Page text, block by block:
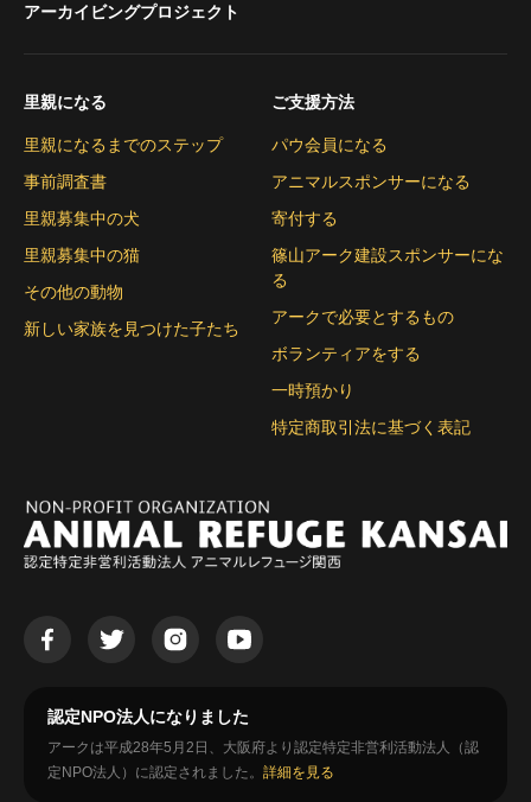
アーカイビングプロジェクト
里親になる
里親になるまでのステップ
事前調査書
里親募集中の犬
里親募集中の猫
その他の動物
新しい家族を見つけた子たち
ご支援方法
パウ会員になる
アニマルスポンサーになる
寄付する
篠山アーク建設スポンサーにな
る
アークで必要とするもの
ボランティアをする
一時預かり
特定商取引法に基づく表記
認定NPO法人になりました
アークは平成28年5月2日、大阪府より認定特定非営利活動法人（認
定NPO法人）に認定されました。 詳細を見る